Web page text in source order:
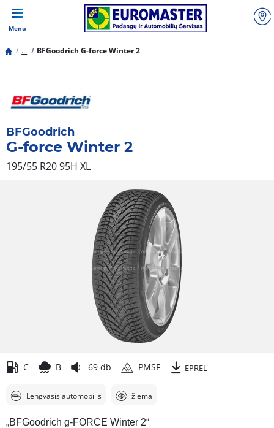
Menu
... BFGoodrich G-force Winter 2
BFGoodrich
G-force Winter 2
195/55 R20 95H XL
C B 69 db PMSF EPREL
Lengvasis automobilis žiema
„BFGoodrich g-FORCE Winter 2“